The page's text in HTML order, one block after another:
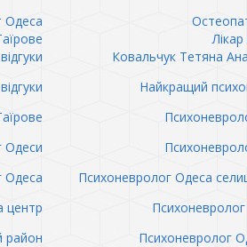
Одеса
Ковальчук Тетяна
Найкращий
Одеси
Одеса
Психоневролог Одеса
центр
район
Психоневролог